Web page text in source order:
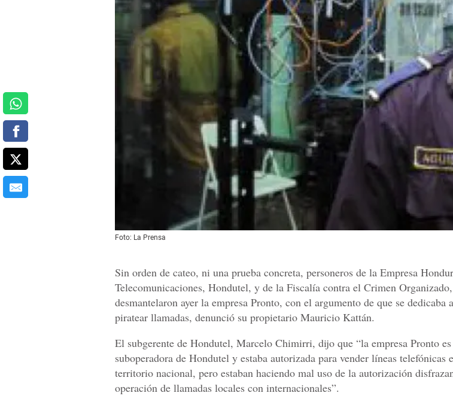
Foto: La Prensa
Sin orden de cateo, ni una prueba concreta, personeros de la Empresa
Telecomunicaciones, Hondutel, y de la Fiscalía contra el Crimen Organizado,
desmantelaron ayer la empresa Pronto, con el argumento de que se dedicaba a
piratear llamadas, denunció su propietario Mauricio Kattán.
El subgerente de Hondutel, Marcelo Chimirri, dijo que “la empresa Pronto
suboperadora de Hondutel y estaba autorizada para vender líneas telefónicas
territorio nacional, pero estaban haciendo mal uso de la autorización
operación de llamadas locales con internacionales”.